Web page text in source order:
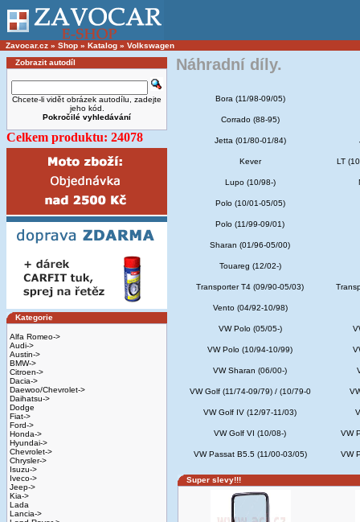
Zavocar.cz » Shop » Katalog » Volkswagen
Zobrazit autodíl
Chcete-li vidět obrázek autodílu, zadejte
jeho kód.
Pokročilé vyhledávání
Celkem produktu: 24078
Kategorie
Alfa Romeo->
Audi->
Austin->
BMW->
Citroen->
Dacia->
Daewoo/Chevrolet->
Daihatsu->
Dodge
Fiat->
Ford->
Honda->
Hyundai->
Chevrolet->
Chrysler->
Isuzu->
Iveco->
Jeep->
Kia->
Lada
Lancia->
Náhradní díly.
Bora (11/98-09/05)
Corrado (88-95)
Jetta (01/80-01/84)
Kever LT
Lupo (10/98-)
Polo (10/01-05/05)
Polo (11/99-09/01)
Sharan (01/96-05/00)
Touareg (12/02-)
Transporter T4 (09/90-05/03)
Vento (04/92-10/98)
VW Polo (05/05-)
VW Polo (10/94-10/99)
VW Sharan (06/00-)
VW Golf (11/74-09/79) / (10/79-0
VW Golf IV (12/97-11/03)
VW Golf VI (10/08-) VW
VW Passat B5.5 (11/00-03/05) VW
Super slevy!!!